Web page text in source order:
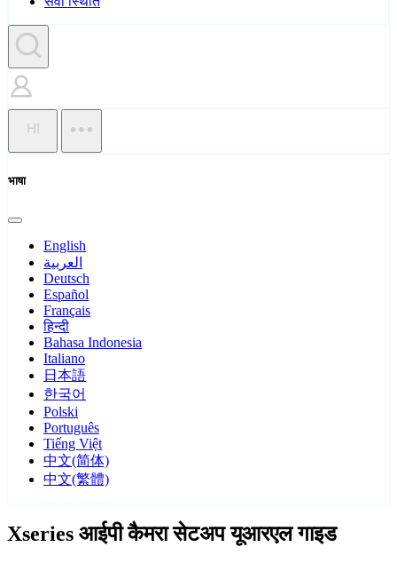
HI
भाषा
English
العربية
Deutsch
Español
Français
हिन्दी
Bahasa Indonesia
Italiano
日本語
한국어
Polski
Português
Tiếng Việt
中文(简体)
中文(繁體)
Xseries आईपी कैमरा सेटअप यूआरएल गाइड